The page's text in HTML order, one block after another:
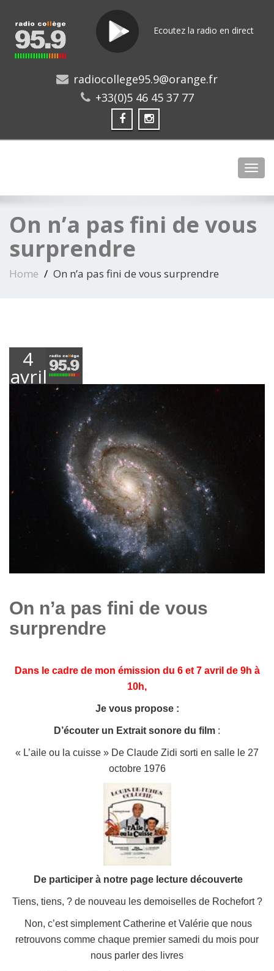
Ecoutez la radio en direct
radiocollege95.9@orange.fr
+33(0)5 46 45 37 77
On n’a pas fini de vous
surprendre
Home On n’a pas fini de vous surprendre
4
avril
2019
On n’a pas fini de vous
surprendre
Dans le cadre de mon émission du 6 et 7 avril de 9h à
10h,
Je vous propose :
D’écouter un Extrait sonore du film :
« L’aile ou la cuisse » De Claude Zidi sorti en salle le 27
octobre 1976
De participer à notre page lecture découverte
Tiens, tiens, ? de nouveau les demoiselles de Rochefort ?
Non, c’est simplement Catherine et Valérie que nous
retrouvons comme chaque premier samedi du mois pour
nous parler des livres